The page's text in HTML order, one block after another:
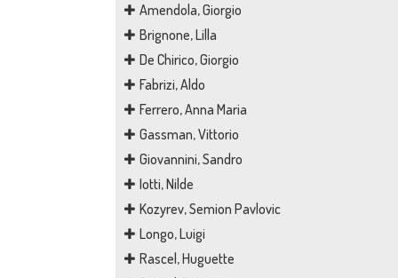
Amendola, Giorgio
Brignone, Lilla
De Chirico, Giorgio
Fabrizi, Aldo
Ferrero, Anna Maria
Gassman, Vittorio
Giovannini, Sandro
Iotti, Nilde
Kozyrev, Semion Pavlovic
Longo, Luigi
Rascel, Huguette